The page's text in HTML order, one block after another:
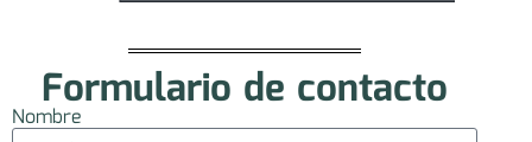
Formulario de contacto
Nombre